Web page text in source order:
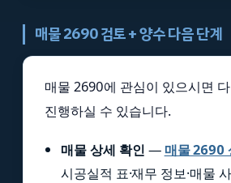
매물 2690 검토 + 양수 다음 단계
매물 2690에 관심이 있으시면
진행하실 수 있습니다.
매물 상세 확인 — 매물 2690
시공실적 표·재무 정보·매물